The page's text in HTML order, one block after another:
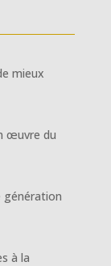
mieux
œuvre du
génération
à la